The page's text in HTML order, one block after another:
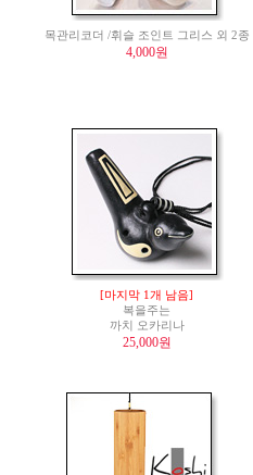
목관리코더 /휘슬 조인트 그리스 외 2종
4,000원
[마지막 1개 남음]
복을주는
까치 오카리나
25,000원